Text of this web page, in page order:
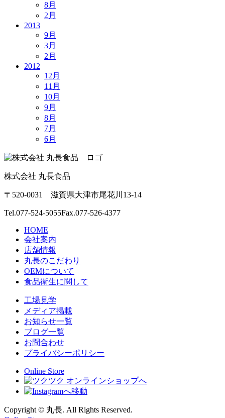
8月
2月
2013
9月
3月
2月
2012
12月
11月
10月
9月
8月
7月
6月
株式会社 丸長食品
〒520-0031 滋賀県大津市尾花川13-14
Tel.077-524-5055Fax.077-526-4377
HOME
会社案内
店舗情報
丸長のこだわり
OEMについて
食品衛生に関して
工場見学
メディア掲載
お知らせ一覧
ブログ一覧
お問合わせ
プライバシーポリシー
Online Store
Copyright © 丸長. All Rights Reserved.